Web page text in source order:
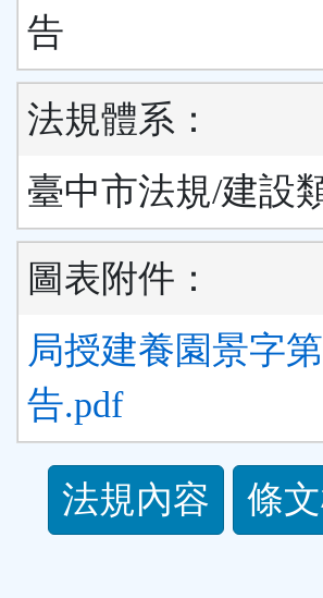
告
法規體系：
臺中市法規/建設
圖表附件：
局授建養園景字
告.pdf
規
法規內容 條